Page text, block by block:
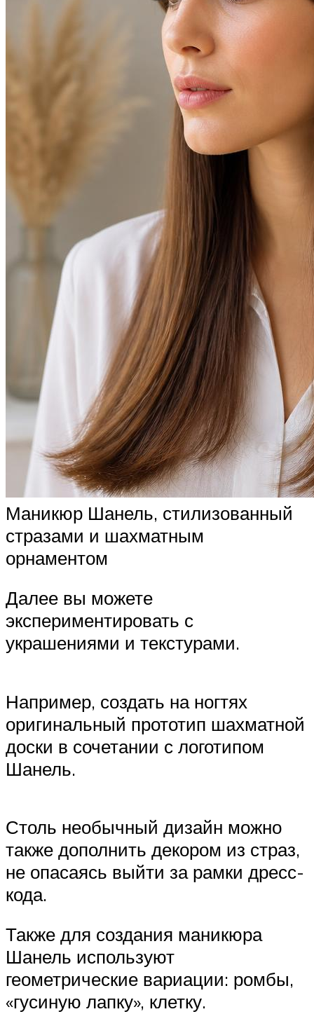
Маникюр Шанель, стилизованный
стразами и шахматным
орнаментом
Далее вы можете
экспериментировать с
украшениями и текстурами.
Например, создать на ногтях
оригинальный прототип шахматной
доски в сочетании с логотипом
Шанель.
Столь необычный дизайн можно
также дополнить декором из страз,
не опасаясь выйти за рамки дресс-
кода.
Также для создания маникюра
Шанель используют
геометрические вариации: ромбы,
«гусиную лапку», клетку.